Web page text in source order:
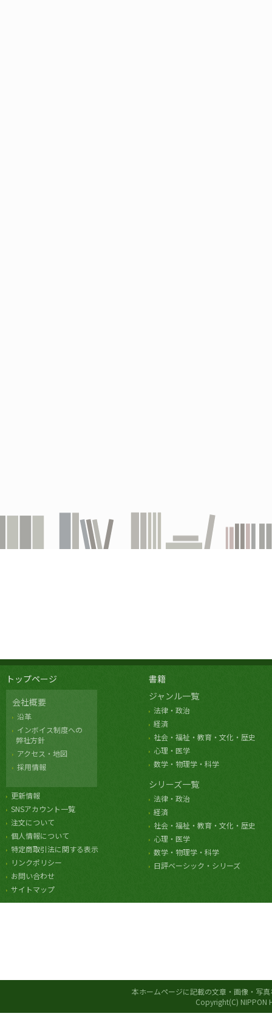
トップページ
会社概要
沿革
インボイス制度への
弊社方針
アクセス・地図
採用情報
更新情報
SNSアカウント一覧
注文について
個人情報について
特定商取引法に関する表示
リンクポリシー
お問い合わせ
サイトマップ
書籍
ジャンル一覧
法律・政治
経済
社会・福祉・教育・文化・歴史
心理・医学
数学・物理学・科学
シリーズ一覧
法律・政治
経済
社会・福祉・教育・文化・歴史
心理・医学
数学・物理学・科学
日評ベーシック・シリーズ
本ホームページに記載の文章・画像・写
Copyright(C) NIPPON